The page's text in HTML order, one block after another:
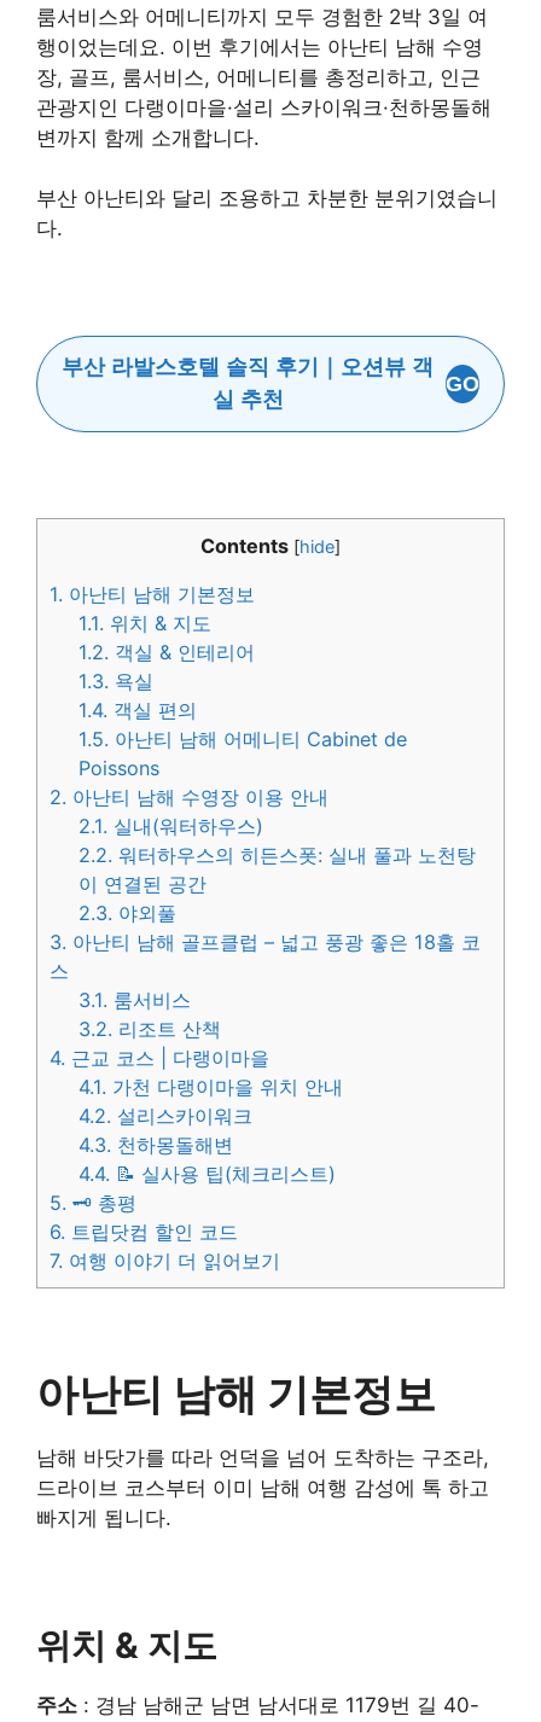
룸서비스와 어메니티까지 모두 경험한 2박 3일 여
행이었는데요. 이번 후기에서는 아난티 남해 수영
장, 골프, 룸서비스, 어메니티를 총정리하고, 인근
관광지인 다랭이마을·설리 스카이워크·천하몽돌해
변까지 함께 소개합니다.
부산 아난티와 달리 조용하고 차분한 분위기였습니
다.
부산 라발스호텔 솔직 후기｜오션뷰 객
실 추천
GO
Contents [hide]
1. 아난티 남해 기본정보
1.1. 위치 & 지도
1.2. 객실 & 인테리어
1.3. 욕실
1.4. 객실 편의
1.5. 아난티 남해 어메니티 Cabinet de
Poissons
2. 아난티 남해 수영장 이용 안내
2.1. 실내(워터하우스)
2.2. 워터하우스의 히든스폿: 실내 풀과 노천탕
이 연결된 공간
2.3. 야외풀
3. 아난티 남해 골프클럽 – 넓고 풍광 좋은 18홀 코
스
3.1. 룸서비스
3.2. 리조트 산책
4. 근교 코스 | 다랭이마을
4.1. 가천 다랭이마을 위치 안내
4.2. 설리스카이워크
4.3. 천하몽돌해변
4.4. 📝 실사용 팁(체크리스트)
5. 🗝 총평
6. 트립닷컴 할인 코드
7. 여행 이야기 더 읽어보기
아난티 남해 기본정보
남해 바닷가를 따라 언덕을 넘어 도착하는 구조라,
드라이브 코스부터 이미 남해 여행 감성에 톡 하고
빠지게 됩니다.
위치 & 지도
주소 : 경남 남해군 남면 남서대로 1179번 길 40-